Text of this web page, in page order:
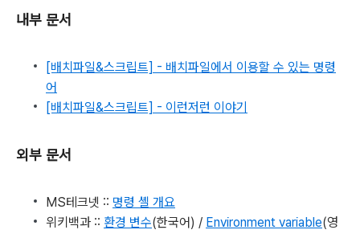
내부 문서
[배치파일&스크립트] - 배치파일에서 이용할 수 있는 명령
어
[배치파일&스크립트] - 이런저런 이야기
외부 문서
MS테크넷 :: 명령 셸 개요
위키백과 :: 환경 변수(한국어) / Environment variable(영